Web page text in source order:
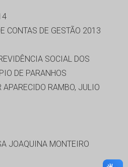
CONTAS DE GESTÃO 2013
SOCIAL DOS
DE PARANHOS
APARECIDO RAMBO, JULIO
JOAQUINA MONTEIRO